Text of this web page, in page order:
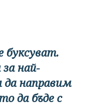
най-
да направим
да бъде с